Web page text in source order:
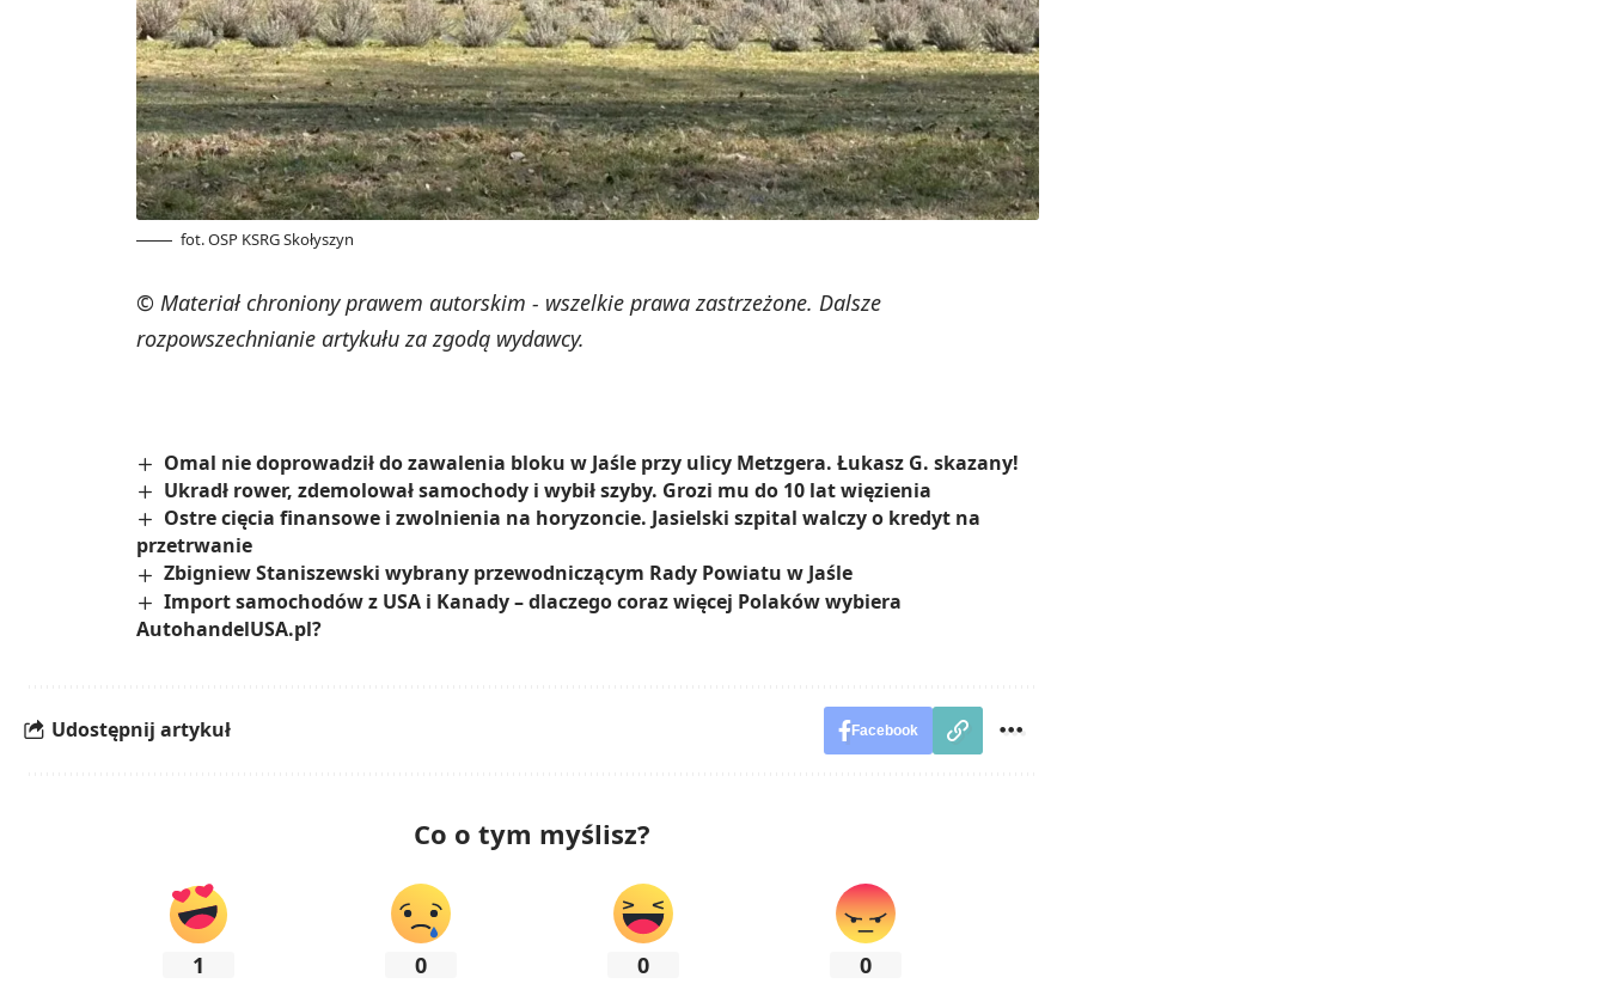
fot. OSP KSRG Skołyszyn
© Materiał chroniony prawem autorskim - wszelkie prawa zastrzeżone. Dalsze
rozpowszechnianie artykułu za zgodą wydawcy.
Omal nie doprowadził do zawalenia bloku w Jaśle przy ulicy Metzgera. Łukasz G. skazany!
Ukradł rower, zdemolował samochody i wybił szyby. Grozi mu do 10 lat więzienia
Ostre cięcia finansowe i zwolnienia na horyzoncie. Jasielski szpital walczy o kredyt na
przetrwanie
Zbigniew Staniszewski wybrany przewodniczącym Rady Powiatu w Jaśle
Import samochodów z USA i Kanady – dlaczego coraz więcej Polaków wybiera
AutohandelUSA.pl?
Udostępnij artykuł Facebook
Co o tym myślisz?
1 0 0 0